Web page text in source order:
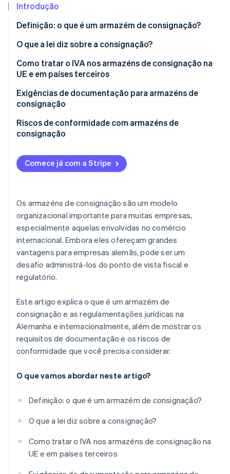
Introdução
Definição: o que é um armazém de consignação?
Vantagens de um armazém de consignação
O que a lei diz sobre a consignação?
UStG
Diretiva da UE
Suporte para empresas
Como tratar o IVA nos armazéns de consignação na
UE e em países terceiros
Consignação em outros estados da UE
Consignação em países terceiros
Exigências de documentação para armazéns de
consignação
Comprovante de transporte
ID de IVA e declaração recapitulativa
Comprovante de retirada
Riscos de conformidade com armazéns de
consignação
Cadastro temporário de IVA
Sem comprovante de exportação
Comece já com a Stripe
Os armazéns de consignação são um modelo
organizacional importante para muitas empresas,
especialmente aquelas envolvidas no comércio
internacional. Embora eles ofereçam grandes
vantagens para empresas alemãs, pode ser um
desafio administrá-los do ponto de vista fiscal e
regulatório.
Este artigo explica o que é um armazém de
consignação e as regulamentações jurídicas na
Alemanha e internacionalmente, além de mostrar os
requisitos de documentação e os riscos de
conformidade que você precisa considerar.
O que vamos abordar neste artigo?
Definição: o que é um armazém de consignação?
O que a lei diz sobre a consignação?
Como tratar o IVA nos armazéns de consignação na
UE e em países terceiros